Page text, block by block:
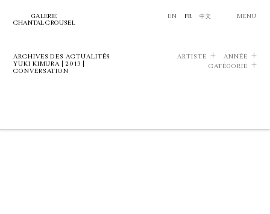
GALERIE
CHANTAL CROUSEL
EN FR 中文 MENU
ARCHIVES DES ACTUALITÉS
YUKI KIMURA | 2013 |
CONVERSATION
ARTISTE
ANNÉE
CATÉGORIE